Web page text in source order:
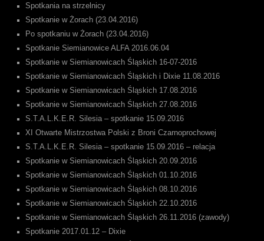
Spotkania na strzelnicy
Spotkanie w Żorach (23.04.2016)
Po spotkaniu w Żorach (23.04.2016)
Spotkanie Siemianowice ALFA 2016.06.04
Spotkanie w Siemianowicach Śląskich 16-07-2016
Spotkanie w Siemianowicach Śląskich i Dixie 11.08.2016
Spotkanie w Siemianowicach Śląskich 17.08.2016
Spotkanie w Siemianowicach Śląskich 27.08.2016
S.T.A.L.K.E.R. Silesia – spotkanie 15.09.2016
XI Otwarte Mistrzostwa Polski z Broni Czarnoprochowej
S.T.A.L.K.E.R. Silesia – spotkanie 15.09.2016 – relacja
Spotkanie w Siemianowicach Śląskich 20.09.2016
Spotkanie w Siemianowicach Śląskich 01.10.2016
Spotkanie w Siemianowicach Śląskich 08.10.2016
Spotkanie w Siemianowicach Śląskich 22.10.2016
Spotkanie w Siemianowicach Śląskich 26.11.2016 (zawody)
Spotkanie 2017.01.12 – Dixie